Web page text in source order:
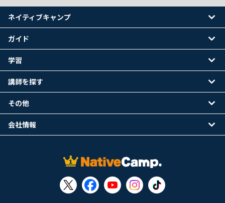
ネイティブキャンプ
ガイド
学習
講師を探す
その他
会社情報